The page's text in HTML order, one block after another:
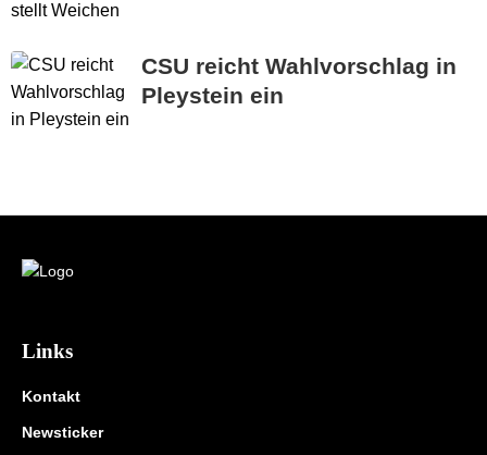
CSU reicht Wahlvorschlag in
Pleystein ein
Links
Kontakt
Newsticker